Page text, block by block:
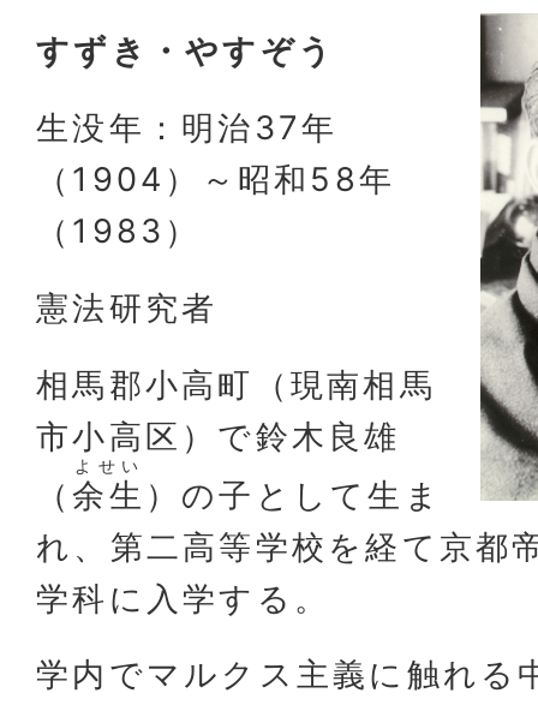
すずき・やすぞう
生没年：明治37年
（1904）～昭和58年
（1983）
憲法研究者
相馬郡小高町（現南相馬
市小高区）で鈴木良雄
（余生
よせい
）の子として生ま
れ、第二高等学校を経て京都
学科に入学する。
学内でマルクス主義に触れる